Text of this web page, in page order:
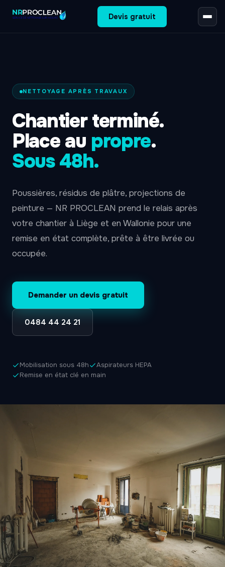
Devis gratuit
NETTOYAGE APRÈS TRAVAUX
Chantier terminé.
Place au propre.
Sous 48h.
Poussières, résidus de plâtre, projections de
peinture — NR PROCLEAN prend le relais après
votre chantier à Liège et en Wallonie pour une
remise en état complète, prête à être livrée ou
occupée.
Demander un devis gratuit
0484 44 24 21
Mobilisation sous 48h
Aspirateurs HEPA
Remise en état clé en main